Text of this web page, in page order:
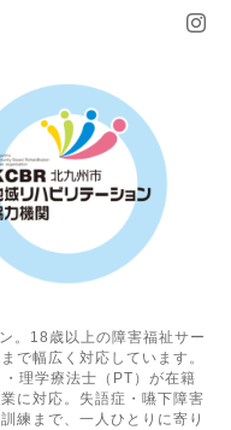
。18歳以上の障害福祉サー
で幅広く対応しています。
理学療法士（PT）が在籍
に対応。失語症・嚥下障害
練まで、一人ひとりに寄り